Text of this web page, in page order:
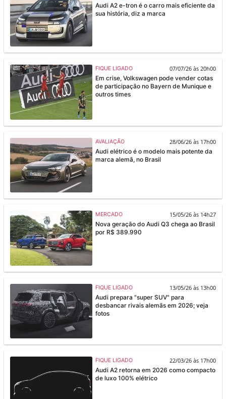
Audi A2 e-tron é o carro mais eficiente da
sua história, diz a marca
FIQUE LIGADO
07/07/26 às 20h00
Em crise, Volkswagen pode vender cotas
de participação no Bayern de Munique e
outros times
AVALIAÇÃO
28/06/26 às 17h00
Audi elétrico é o modelo mais potente da
marca alemã, no Brasil
MERCADO
15/05/26 às 14h27
Nova geração do Audi Q3 chega ao Brasil
por R$ 389.990
FIQUE LIGADO
13/05/26 às 13h00
Audi prepara "super SUV" para
desbancar rivais alemãs em 2026; veja
fotos
FIQUE LIGADO
22/03/26 às 17h00
Audi A2 retorna em 2026 como compacto
de luxo 100% elétrico